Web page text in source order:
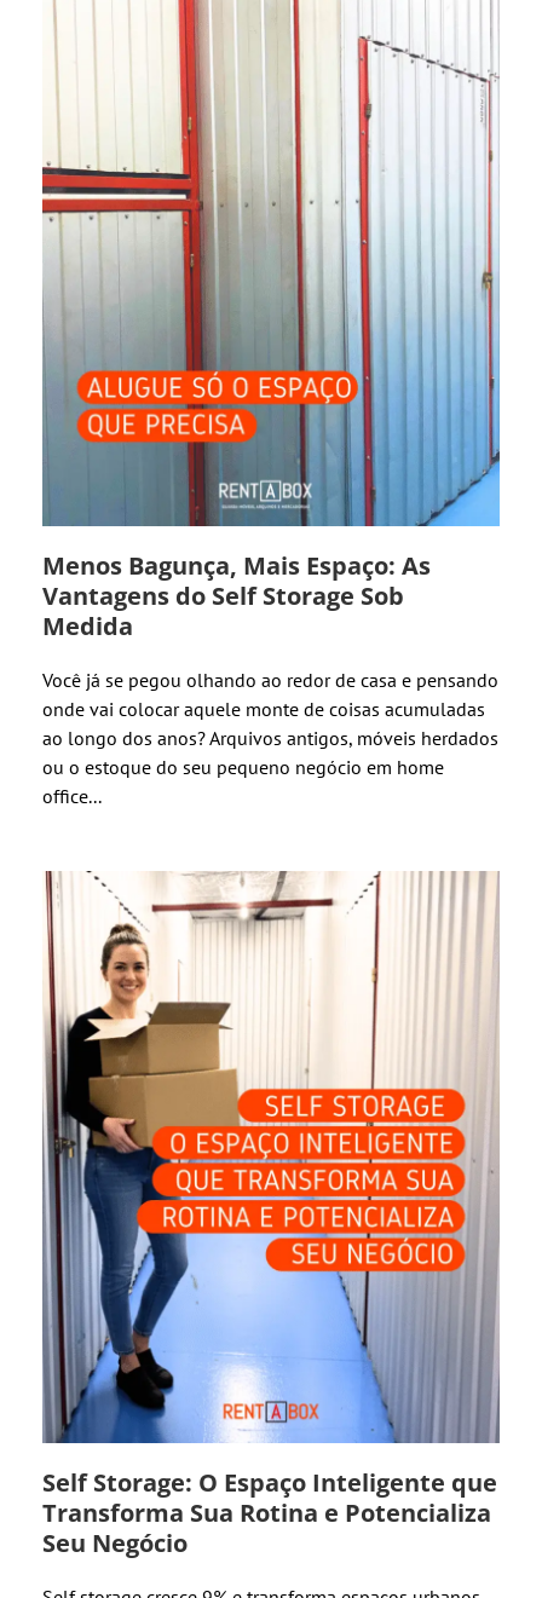
Menos Bagunça, Mais Espaço: As
Vantagens do Self Storage Sob
Medida
Você já se pegou olhando ao redor de casa e pensando
onde vai colocar aquele monte de coisas acumuladas
ao longo dos anos? Arquivos antigos, móveis herdados
ou o estoque do seu pequeno negócio em home
office...
Self Storage: O Espaço Inteligente que
Transforma Sua Rotina e Potencializa
Seu Negócio